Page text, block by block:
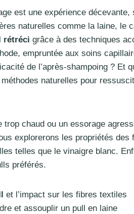
est une expérience décevante,
naturelles comme la laine, le
rétréci grâce à des techniques
empruntée aux soins
de l’après-shampoing ? Et
naturelles pour
chaud ou un essorage
explorerons les propriétés
telles que le vinaigre blanc.
préférés.
et l’impact sur les fibres textiles
et assouplir un pull en laine